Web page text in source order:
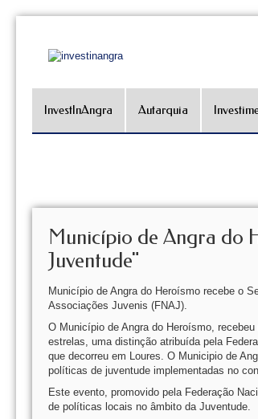
InvestInAngra Autarquia
Município de Angra do
Juventude"
Município de Angra do Heroísmo recebe o
Associações Juvenis (FNAJ).
O Município de Angra do Heroísmo,
estrelas, uma distinção atribuída pela
que decorreu em Loures. O Municipio de
políticas de juventude implementadas no
Este evento, promovido pela Federação
de políticas locais no âmbito da Juventude.